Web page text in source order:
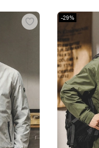
-29%